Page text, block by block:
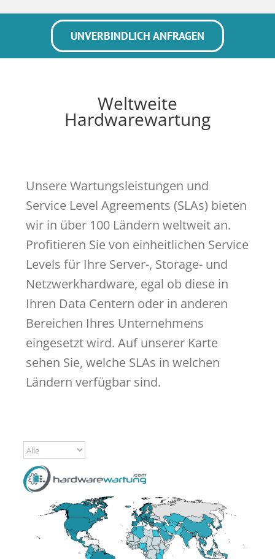
UNVERBINDLICH ANFRAGEN
Weltweite
Hardwarewartung
Unsere Wartungsleistungen und
Service Level Agreements (SLAs) bieten
wir in über 100 Ländern weltweit an.
Profitieren Sie von einheitlichen Service
Levels für Ihre Server-, Storage- und
Netzwerkhardware, egal ob diese in
Ihren Data Centern oder in anderen
Bereichen Ihres Unternehmens
eingesetzt wird. Auf unserer Karte
sehen Sie, welche SLAs in welchen
Ländern verfügbar sind.
Kontinent
wählen